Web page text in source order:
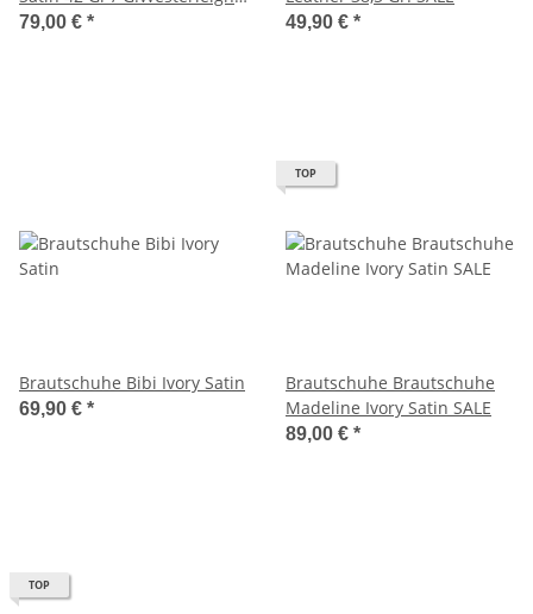
SALE
79,00 € * 49,90 € *
Brautschuhe Bibi Ivory Satin
69,90 € *
TOP
Brautschuhe Brautschuhe
Madeline Ivory Satin SALE
89,00 € *
TOP